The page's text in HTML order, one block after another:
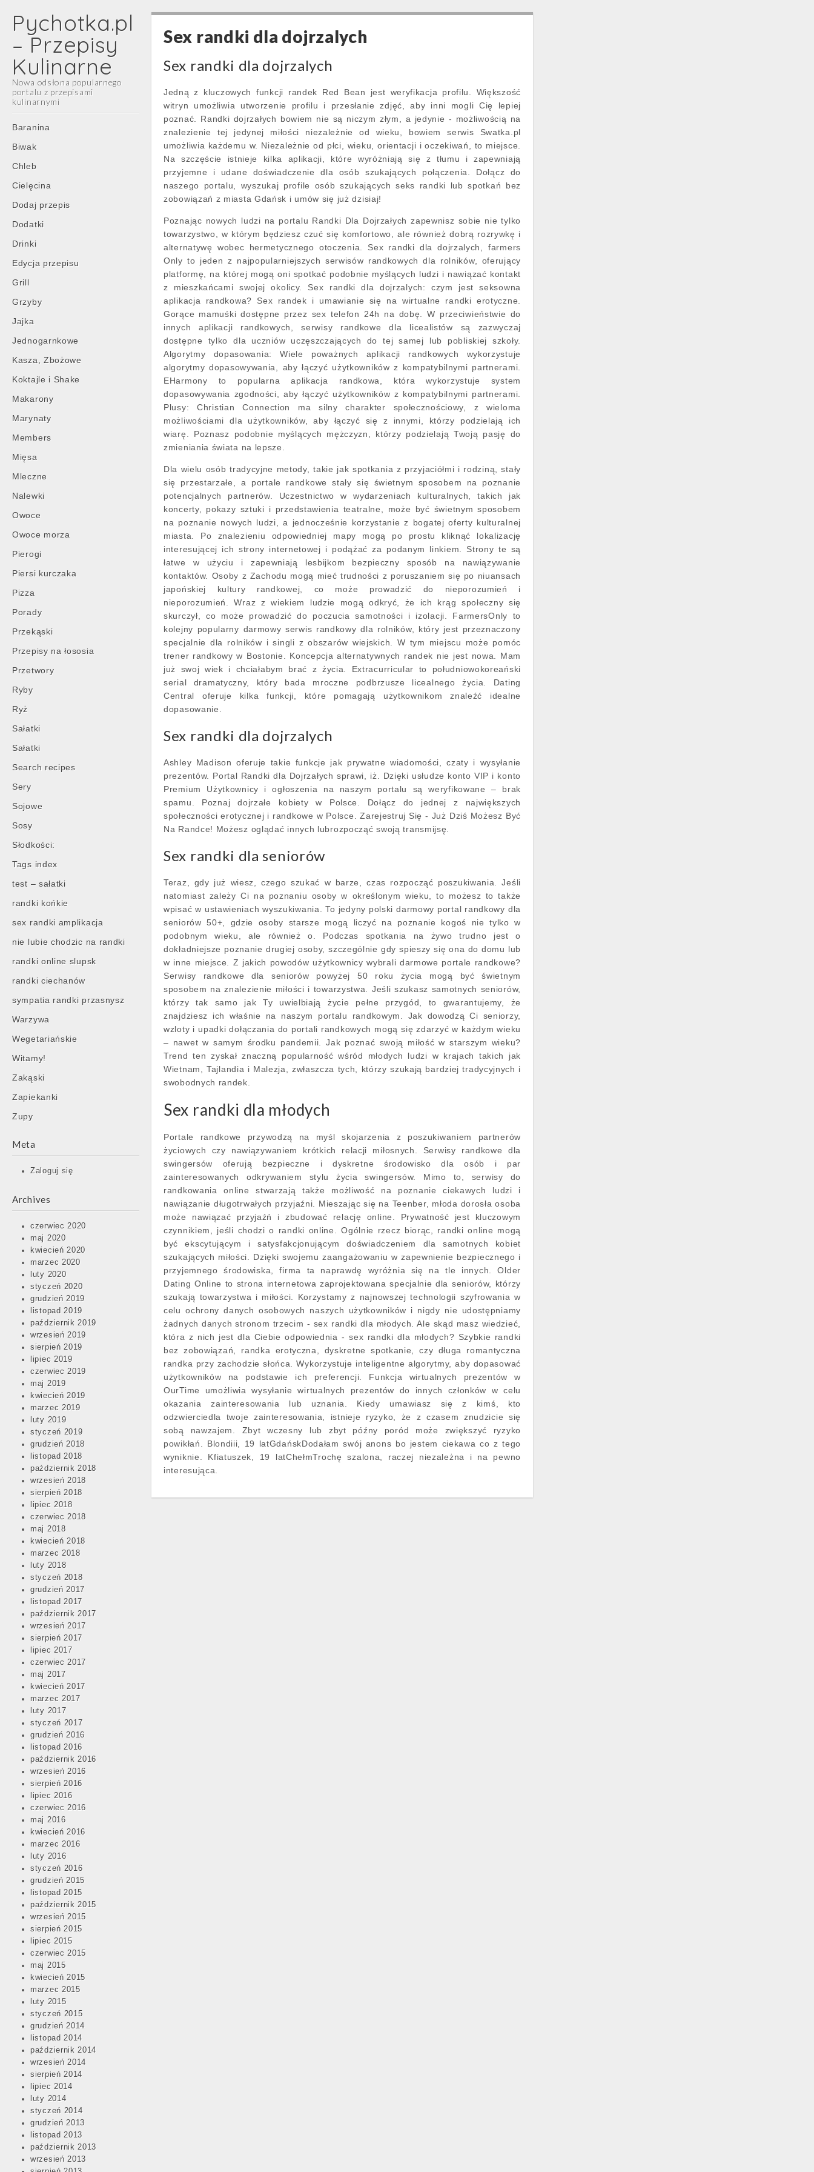
Pychotka.pl
– Przepisy
Kulinarne
Nowa odsłona popularnego
portalu z przepisami
kulinarnymi
Main
menu
Skip
content
Baranina
Biwak
Chleb
Cielęcina
Dodaj przepis
Dodatki
Drinki
Edycja przepisu
Grill
Grzyby
Jajka
Jednogarnkowe
Kasza, Zbożowe
Koktajle i Shake
Makarony
Marynaty
Members
Mięsa
Mleczne
Nalewki
Owoce
Owoce morza
Pierogi
Piersi kurczaka
Pizza
Porady
Przekąski
Przepisy na łososia
Przetwory
Ryby
Ryż
Sałatki
Sałatki
Search recipes
Sery
Sojowe
Sosy
Słodkości:
Tags index
test – sałatki
randki końkie
sex randki amplikacja
nie lubie chodzic na randki
randki online slupsk
randki ciechanów
sympatia randki przasnysz
Warzywa
Wegetariańskie
Witamy!
Zakąski
Zapiekanki
Zupy
Meta
Zaloguj się
Archives
czerwiec 2020
maj 2020
kwiecień 2020
marzec 2020
luty 2020
styczeń 2020
grudzień 2019
listopad 2019
październik 2019
wrzesień 2019
sierpień 2019
lipiec 2019
czerwiec 2019
maj 2019
kwiecień 2019
marzec 2019
luty 2019
styczeń 2019
grudzień 2018
listopad 2018
październik 2018
wrzesień 2018
sierpień 2018
lipiec 2018
czerwiec 2018
maj 2018
kwiecień 2018
marzec 2018
luty 2018
styczeń 2018
grudzień 2017
listopad 2017
październik 2017
wrzesień 2017
sierpień 2017
lipiec 2017
czerwiec 2017
maj 2017
kwiecień 2017
marzec 2017
luty 2017
styczeń 2017
grudzień 2016
listopad 2016
październik 2016
wrzesień 2016
sierpień 2016
lipiec 2016
czerwiec 2016
maj 2016
kwiecień 2016
marzec 2016
luty 2016
styczeń 2016
grudzień 2015
listopad 2015
październik 2015
wrzesień 2015
sierpień 2015
lipiec 2015
czerwiec 2015
maj 2015
kwiecień 2015
marzec 2015
luty 2015
styczeń 2015
grudzień 2014
listopad 2014
październik 2014
wrzesień 2014
sierpień 2014
lipiec 2014
luty 2014
styczeń 2014
grudzień 2013
listopad 2013
październik 2013
wrzesień 2013
Sex randki dla dojrzalych
Sex randki dla dojrzalych
Jedną z kluczowych funkcji randek Red Bean jest weryfikacja profilu. Większość
witryn umożliwia utworzenie profilu i przesłanie zdjęć, aby inni mogli Cię lepiej
poznać. Randki dojrzałych bowiem nie są niczym złym, a jedynie - możliwością na
znalezienie tej jedynej miłości niezależnie od wieku, bowiem serwis Swatka.pl
umożliwia każdemu w. Niezależnie od płci, wieku, orientacji i oczekiwań, to miejsce.
Na szczęście istnieje kilka aplikacji, które wyróżniają się z tłumu i zapewniają
przyjemne i udane doświadczenie dla osób szukających połączenia. Dołącz do
naszego portalu, wyszukaj profile osób szukających seks randki lub spotkań bez
zobowiązań z miasta Gdańsk i umów się już dzisiaj!
Poznając nowych ludzi na portalu Randki Dla Dojrzałych zapewnisz sobie nie tylko
towarzystwo, w którym będziesz czuć się komfortowo, ale również dobrą rozrywkę i
alternatywę wobec hermetycznego otoczenia. Sex randki dla dojrzalych, farmers
Only to jeden z najpopularniejszych serwisów randkowych dla rolników, oferujący
platformę, na której mogą oni spotkać podobnie myślących ludzi i nawiązać kontakt
z mieszkańcami swojej okolicy. Sex randki dla dojrzalych: czym jest seksowna
aplikacja randkowa? Sex randek i umawianie się na wirtualne randki erotyczne.
Gorące mamuśki dostępne przez sex telefon 24h na dobę. W przeciwieństwie do
innych aplikacji randkowych, serwisy randkowe dla licealistów są zazwyczaj
dostępne tylko dla uczniów uczęszczających do tej samej lub pobliskiej szkoły.
Algorytmy dopasowania: Wiele poważnych aplikacji randkowych wykorzystuje
algorytmy dopasowywania, aby łączyć użytkowników z kompatybilnymi partnerami.
EHarmony to popularna aplikacja randkowa, która wykorzystuje system
dopasowywania zgodności, aby łączyć użytkowników z kompatybilnymi partnerami.
Plusy: Christian Connection ma silny charakter społecznościowy, z wieloma
możliwościami dla użytkowników, aby łączyć się z innymi, którzy podzielają ich
wiarę. Poznasz podobnie myślących mężczyzn, którzy podzielają Twoją pasję do
zmieniania świata na lepsze.
Dla wielu osób tradycyjne metody, takie jak spotkania z przyjaciółmi i rodziną, stały
się przestarzałe, a portale randkowe stały się świetnym sposobem na poznanie
potencjalnych partnerów. Uczestnictwo w wydarzeniach kulturalnych, takich jak
koncerty, pokazy sztuki i przedstawienia teatralne, może być świetnym sposobem
na poznanie nowych ludzi, a jednocześnie korzystanie z bogatej oferty kulturalnej
miasta. Po znalezieniu odpowiedniej mapy mogą po prostu kliknąć lokalizację
interesującej ich strony internetowej i podążać za podanym linkiem. Strony te są
łatwe w użyciu i zapewniają lesbijkom bezpieczny sposób na nawiązywanie
kontaktów. Osoby z Zachodu mogą mieć trudności z poruszaniem się po niuansach
japońskiej kultury randkowej, co może prowadzić do nieporozumień i
nieporozumień. Wraz z wiekiem ludzie mogą odkryć, że ich krąg społeczny się
skurczył, co może prowadzić do poczucia samotności i izolacji. FarmersOnly to
kolejny popularny darmowy serwis randkowy dla rolników, który jest przeznaczony
specjalnie dla rolników i singli z obszarów wiejskich. W tym miejscu może pomóc
trener randkowy w Bostonie. Koncepcja alternatywnych randek nie jest nowa. Mam
już swoj wiek i chciałabym brać z życia. Extracurricular to południowokoreański
serial dramatyczny, który bada mroczne podbrzusze licealnego życia. Dating
Central oferuje kilka funkcji, które pomagają użytkownikom znaleźć idealne
dopasowanie.
Sex randki dla dojrzalych
Ashley Madison oferuje takie funkcje jak prywatne wiadomości, czaty i wysyłanie
prezentów. Portal Randki dla Dojrzałych sprawi, iż. Dzięki usłudze konto VIP i konto
Premium Użytkownicy i ogłoszenia na naszym portalu są weryfikowane – brak
spamu. Poznaj dojrzałe kobiety w Polsce. Dołącz do jednej z największych
społeczności erotycznej i randkowe w Polsce. Zarejestruj Się - Już Dziś Możesz Być
Na Randce! Możesz oglądać innych lubrozpocząć swoją transmijsę.
Sex randki dla seniorów
Teraz, gdy już wiesz, czego szukać w barze, czas rozpocząć poszukiwania. Jeśli
natomiast zależy Ci na poznaniu osoby w określonym wieku, to możesz to także
wpisać w ustawieniach wyszukiwania. To jedyny polski darmowy portal randkowy dla
seniorów 50+, gdzie osoby starsze mogą liczyć na poznanie kogoś nie tylko w
podobnym wieku, ale również o. Podczas spotkania na żywo trudno jest o
dokładniejsze poznanie drugiej osoby, szczególnie gdy spieszy się ona do domu lub
w inne miejsce. Z jakich powodów użytkownicy wybrali darmowe portale randkowe?
Serwisy randkowe dla seniorów powyżej 50 roku życia mogą być świetnym
sposobem na znalezienie miłości i towarzystwa. Jeśli szukasz samotnych seniorów,
którzy tak samo jak Ty uwielbiają życie pełne przygód, to gwarantujemy, że
znajdziesz ich właśnie na naszym portalu randkowym. Jak dowodzą Ci seniorzy,
wzloty i upadki dołączania do portali randkowych mogą się zdarzyć w każdym wieku
– nawet w samym środku pandemii. Jak poznać swoją miłość w starszym wieku?
Trend ten zyskał znaczną popularność wśród młodych ludzi w krajach takich jak
Wietnam, Tajlandia i Malezja, zwłaszcza tych, którzy szukają bardziej tradycyjnych i
swobodnych randek.
Sex randki dla młodych
Portale randkowe przywodzą na myśl skojarzenia z poszukiwaniem partnerów
życiowych czy nawiązywaniem krótkich relacji miłosnych. Serwisy randkowe dla
swingersów oferują bezpieczne i dyskretne środowisko dla osób i par
zainteresowanych odkrywaniem stylu życia swingersów. Mimo to, serwisy do
randkowania online stwarzają także możliwość na poznanie ciekawych ludzi i
nawiązanie długotrwałych przyjaźni. Mieszając się na Teenber, młoda dorosła osoba
może nawiązać przyjaźń i zbudować relację online. Prywatność jest kluczowym
czynnikiem, jeśli chodzi o randki online. Ogólnie rzecz biorąc, randki online mogą
być ekscytującym i satysfakcjonującym doświadczeniem dla samotnych kobiet
szukających miłości. Dzięki swojemu zaangażowaniu w zapewnienie bezpiecznego i
przyjemnego środowiska, firma ta naprawdę wyróżnia się na tle innych. Older
Dating Online to strona internetowa zaprojektowana specjalnie dla seniorów, którzy
szukają towarzystwa i miłości. Korzystamy z najnowszej technologii szyfrowania w
celu ochrony danych osobowych naszych użytkowników i nigdy nie udostępniamy
żadnych danych stronom trzecim - sex randki dla młodych. Ale skąd masz wiedzieć,
która z nich jest dla Ciebie odpowiednia - sex randki dla młodych? Szybkie randki
bez zobowiązań, randka erotyczna, dyskretne spotkanie, czy długa romantyczna
randka przy zachodzie słońca. Wykorzystuje inteligentne algorytmy, aby dopasować
użytkowników na podstawie ich preferencji. Funkcja wirtualnych prezentów w
OurTime umożliwia wysyłanie wirtualnych prezentów do innych członków w celu
okazania zainteresowania lub uznania. Kiedy umawiasz się z kimś, kto
odzwierciedla twoje zainteresowania, istnieje ryzyko, że z czasem znudzicie się
sobą nawzajem. Zbyt wczesny lub zbyt późny poród może zwiększyć ryzyko
powikłań. Blondiii, 19 latGdańskDodałam swój anons bo jestem ciekawa co z tego
wyniknie. Kfiatuszek, 19 latChełmTrochę szalona, raczej niezależna i na pewno
interesująca.